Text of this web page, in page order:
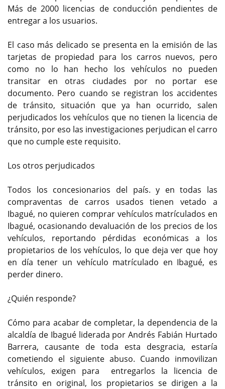
Más de 2000 licencias de conducción pendientes de
entregar a los usuarios.
El caso más delicado se presenta en la emisión de las
tarjetas de propiedad para los carros nuevos, pero
como no lo han hecho los vehículos no pueden
transitar en otras ciudades por no portar ese
documento. Pero cuando se registran los accidentes
de tránsito, situación que ya han ocurrido, salen
perjudicados los vehículos que no tienen la licencia de
tránsito, por eso las investigaciones perjudican el carro
que no cumple este requisito.
Los otros perjudicados
Todos los concesionarios del país. y en todas las
compraventas de carros usados tienen vetado a
Ibagué, no quieren comprar vehículos matrículados en
Ibagué, ocasionando devaluación de los precios de los
vehículos, reportando pérdidas económicas a los
propietarios de los vehículos, lo que deja ver que hoy
en día tener un vehículo matrículado en Ibagué, es
perder dinero.
¿Quién responde?
Cómo para acabar de completar, la dependencia de la
alcaldía de Ibagué liderada por Andrés Fabián Hurtado
Barrera, causante de toda esta desgracia, estaría
cometiendo el siguiente abuso. Cuando inmovilizan
vehículos, exigen para entregarlos la licencia de
tránsito en original, los propietarios se dirigen a la